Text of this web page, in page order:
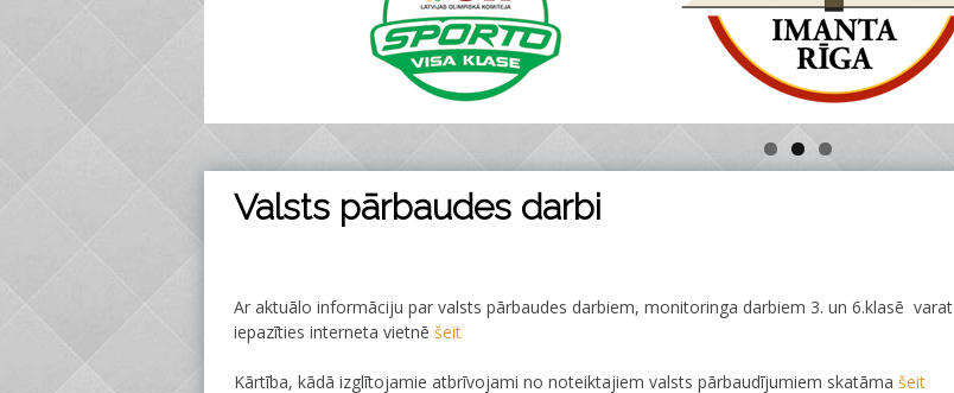
Valsts pārbaudes darbi
Ar aktuālo informāciju par valsts pārbaudes darbiem, monitoringa darbiem 3. un 6.klasē varat
iepazīties interneta vietnē šeit
Kārtība, kādā izglītojamie atbrīvojami no noteiktajiem valsts pārbaudījumiem skatāma šeit